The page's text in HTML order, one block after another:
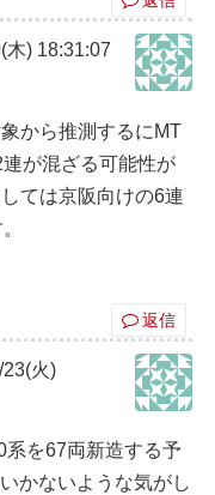
木) 18:31:07
から推測するにMT
が混ざる可能性が
ては京阪向けの6連
返信
火)
を67両新造する予
かないような気がし